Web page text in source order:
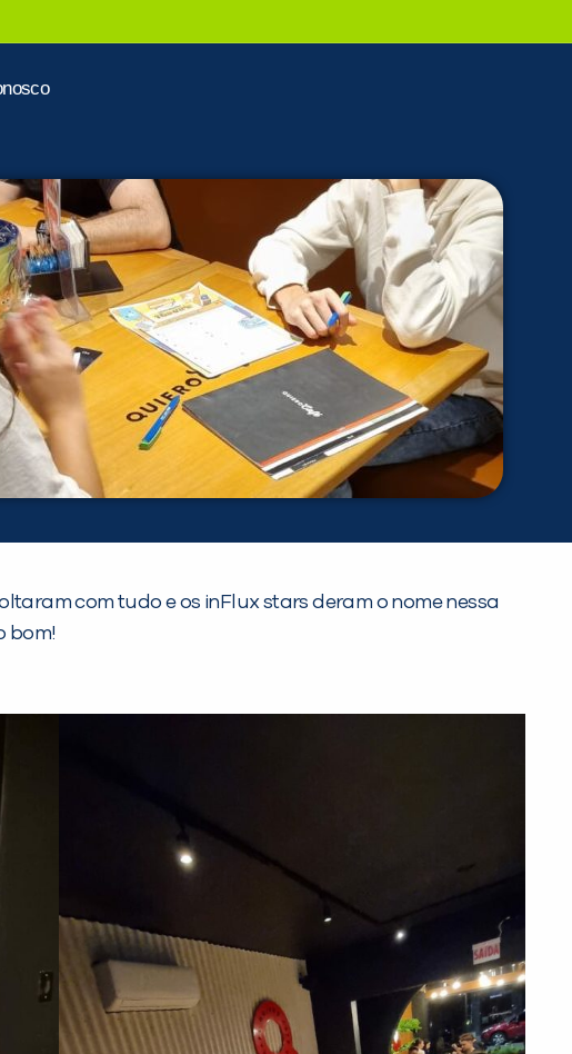
com tudo e os inFlux stars deram o nome nessa
bom!